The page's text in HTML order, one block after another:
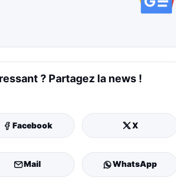
? Partagez la news !
Facebook X
Mail WhatsApp